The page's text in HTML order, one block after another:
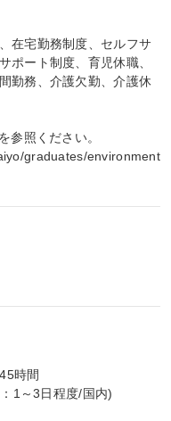
在宅勤務制度、セルフサ
ポート制度、育児休職、
勤務、介護欠勤、介護休
参照ください。
graduates/environment
時間
1～3日程度/国内)